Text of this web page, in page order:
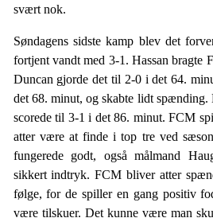
svært nok.
Søndagens sidste kamp blev det
fortjent vandt med 3-1. Hassan bragte
Duncan gjorde det til 2-0 i det 64.
det 68. minut, og skabte lidt spænding.
scorede til 3-1 i det 86. minut. FCM
atter være at finde i top tre ved
fungerede godt, også målmand
sikkert indtryk. FCM bliver atter
følge, for de spiller en gang positiv
være tilskuer. Det kunne være man